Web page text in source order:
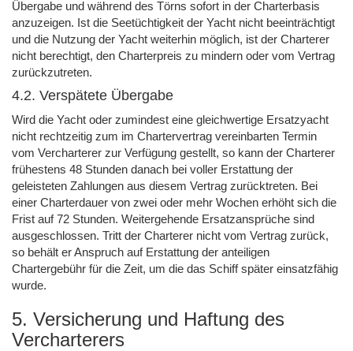
Übergabe und während des Törns sofort in der Charterbasis
anzuzeigen. Ist die Seetüchtigkeit der Yacht nicht beeinträchtigt
und die Nutzung der Yacht weiterhin möglich, ist der Charterer
nicht berechtigt, den Charterpreis zu mindern oder vom Vertrag
zurückzutreten.
4.2. Verspätete Übergabe
Wird die Yacht oder zumindest eine gleichwertige Ersatzyacht
nicht rechtzeitig zum im Chartervertrag vereinbarten Termin
vom Vercharterer zur Verfügung gestellt, so kann der Charterer
frühestens 48 Stunden danach bei voller Erstattung der
geleisteten Zahlungen aus diesem Vertrag zurücktreten. Bei
einer Charterdauer von zwei oder mehr Wochen erhöht sich die
Frist auf 72 Stunden. Weitergehende Ersatzansprüche sind
ausgeschlossen. Tritt der Charterer nicht vom Vertrag zurück,
so behält er Anspruch auf Erstattung der anteiligen
Chartergebühr für die Zeit, um die das Schiff später einsatzfähig
wurde.
5. Versicherung und Haftung des
Vercharterers